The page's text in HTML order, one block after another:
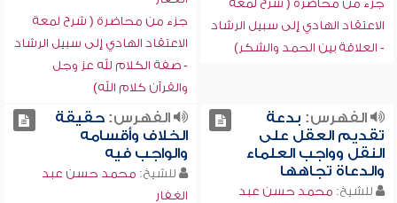
جزء من محاضرة ( شرح لمعة
الاعتقاد الهادي إلى سبيل الرشاد
- العلاقة بين الحمد والشكر)
جزء من محاضرة ( شرح لمعة
الاعتقاد الهادي إلى سبيل الرشاد
- صفة الكلام لله عز وجل
والقرآن كلام الله)
الفهرس: بدعة
تقديم العقل على
النقل وواجب العلماء
والدعاة تجاهها
للشيخ: محمد حسن عبد
الفهرس:حقيقة
الخلاف وأقسامه
والواجب فيه
للشيخ: محمد حسن عبد
الغفار